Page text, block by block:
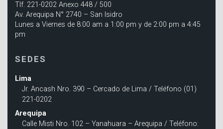
Tlf. 221-0202 Anexo 448 / 500
Av. Arequipa N° 2740 – San Isidro
Lunes a Viernes de 8:00 am a 1:00 pm y de 2:00 pm a 4:45
pm
SEDES
Lima
Jr. Ancash Nro. 390 – Cercado de Lima / Teléfono (01)
221-0202
Arequipa
Calle Misti Nro. 102 – Yanahuara – Arequipa / Teléfono: